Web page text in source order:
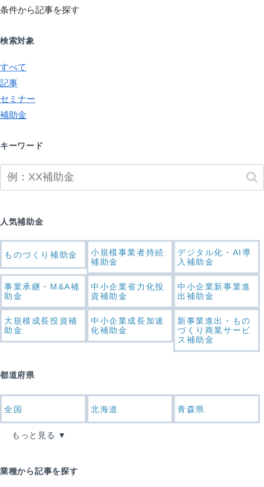
条件から記事を探す
検索対象
すべて
記事
セミナー
補助金
キーワード
人気補助金
ものづくり補助金
小規模事業者持続
補助金
デジタル化・AI導
入補助金
事業承継・M&A補
助金
中小企業省力化投
資補助金
中小企業新事業進
出補助金
大規模成長投資補
助金
中小企業成長加速
化補助金
新事業進出・もの
づくり商業サービ
ス補助金
都道府県
全国 北海道 青森県
もっと見る
業種から記事を探す